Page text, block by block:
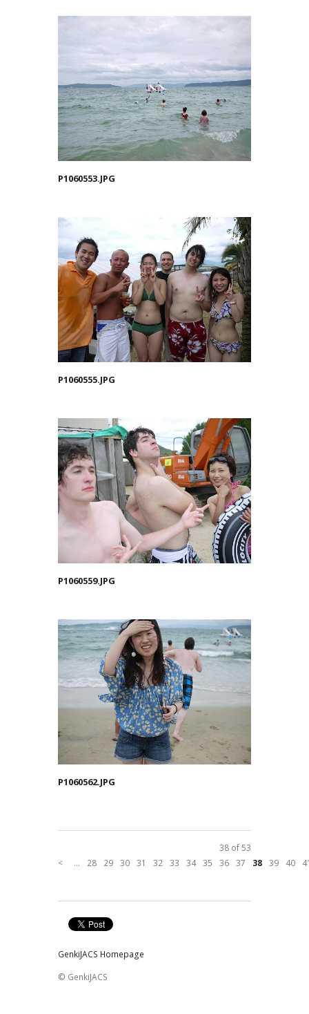
P1060553.JPG
P1060555.JPG
P1060559.JPG
P1060562.JPG
38 of 53
<
... 28 29 30 31 32 33 34 35 36 37 38 39 40
GenkiJACS Homepage
© GenkiJACS